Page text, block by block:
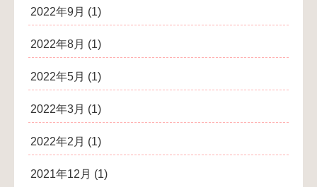
2022年9月 (1)
2022年8月 (1)
2022年5月 (1)
2022年3月 (1)
2022年2月 (1)
2021年12月 (1)